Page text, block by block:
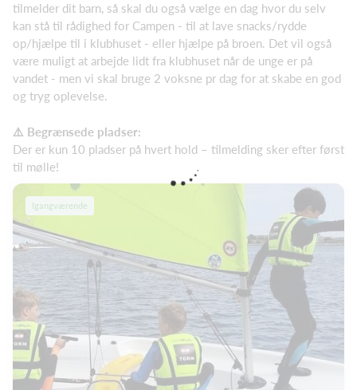
tilmelder dit barn, så skal du også vælge en dag hvor du selv
kan stå til rådighed for Campen - til at lave snacks/rydde
op/hjælpe til i klubhuset - eller hjælpe på broen. Det vil også
være muligt at arbejde lidt fra klubhuset når de unge er på
vandet - men vi skal bruge 2 voksne pr dag for at skabe en god
og tryg oplevelse.
⚠️ Begrænsede pladser:
Der er kun 10 pladser på hvert hold – tilmelding sker efter først
til mølle!
Igangværende